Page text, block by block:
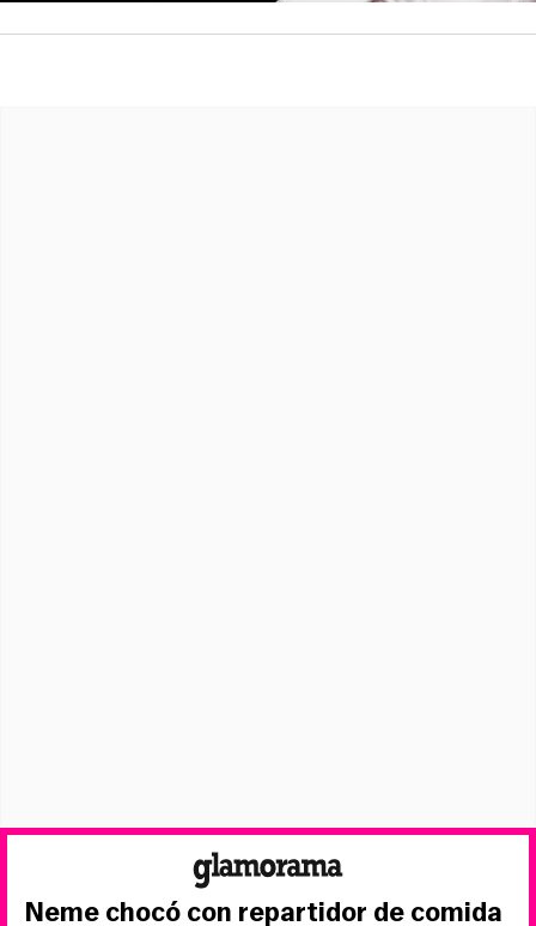
Neme chocó con repartidor de comida